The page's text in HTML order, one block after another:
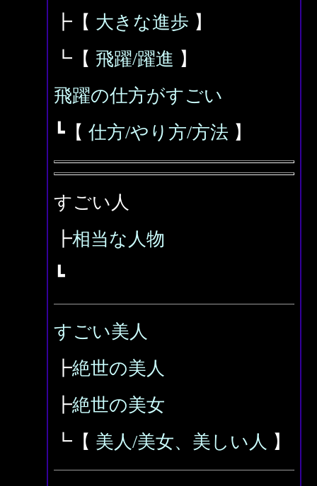
┣【 大きな進歩 】
┗【 飛躍/躍進 】
飛躍の仕方がすごい
┗【 仕方/やり方/方法 】
すごい人
┣相当な人物
┗
すごい美人
┣絶世の美人
┣絶世の美女
┗【 美人/美女、美しい人 】